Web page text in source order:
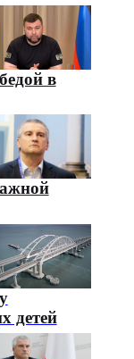
в
детей